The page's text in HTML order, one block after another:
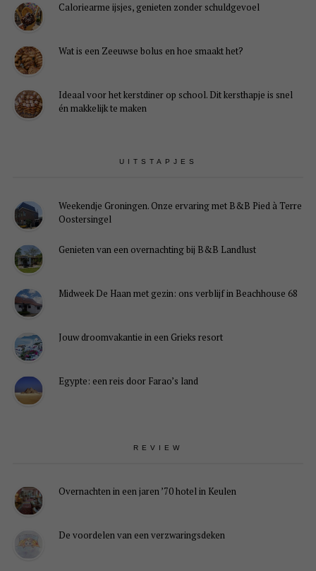
Caloriearme ijsjes, genieten zonder schuldgevoel
Wat is een Zeeuwse bolus en hoe smaakt het?
Ideaal voor het kerstdiner op school. Dit kersthapje is snel
én makkelijk te maken
UITSTAPJES
Weekendje Groningen. Onze ervaring met B&B Pied à Terre
Oostersingel
Genieten van een overnachting bij B&B Landlust
Midweek De Haan met gezin: ons verblijf in Beachhouse 68
Jouw droomvakantie in een Grieks resort
Egypte: een reis door Farao’s land
REVIEW
Overnachten in een jaren ’70 hotel in Keulen
De voordelen van een verzwaringsdeken